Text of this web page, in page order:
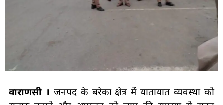
वाराणसी । जनपद के बरेका क्षेत्र में यातायात व्यवस्था को